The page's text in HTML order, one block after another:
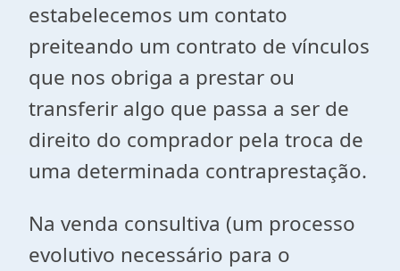
estabelecemos um contato
preiteando um contrato de vínculos
que nos obriga a prestar ou
transferir algo que passa a ser de
direito do comprador pela troca de
uma determinada contraprestação.
Na venda consultiva (um processo
evolutivo necessário para o